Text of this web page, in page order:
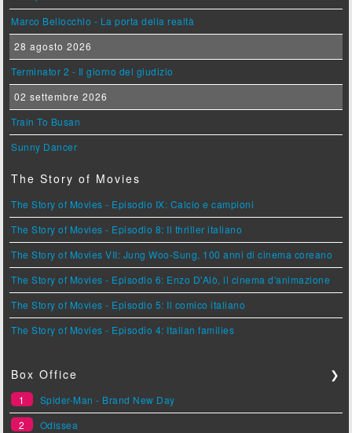
Marco Bellocchio - La porta della realtà
28 agosto 2026
Terminator 2 - Il giorno del giudizio
02 settembre 2026
Train To Busan
Sunny Dancer
The Story of Movies
The Story of Movies - Episodio IX: Calcio e campioni
The Story of Movies - Episodio 8: Il thriller italiano
The Story of Movies VII: Jung Woo-Sung, 100 anni di cinema coreano
The Story of Movies - Episodio 6: Enzo D'Alò, il cinema d'animazione
The Story of Movies - Episodio 5: Il comico italiano
The Story of Movies - Episodio 4: Italian families
Box Office ❯
1
Spider-Man - Brand New Day
2
Odissea